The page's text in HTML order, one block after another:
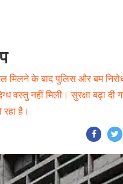
मिलने के बाद पुलिस और बम
वस्तु नहीं मिली। सुरक्षा बढ़ा दी
है।